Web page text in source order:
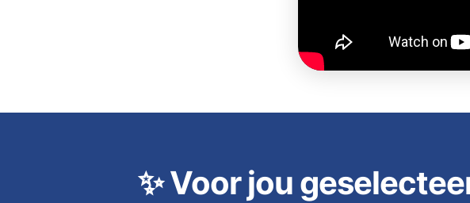
✨Voor jou